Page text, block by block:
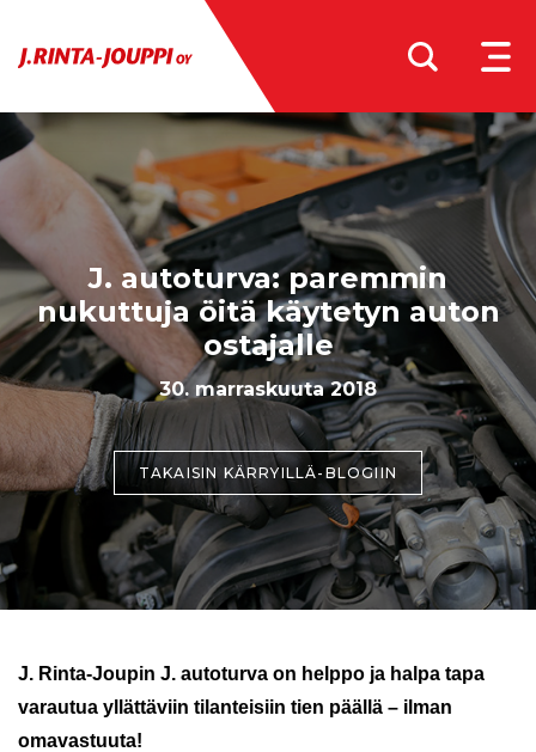
J. autoturva: paremmin
nukuttuja öitä käytetyn auton
ostajalle
30. marraskuuta 2018
TAKAISIN KÄRRYILLÄ-BLOGIIN
J. Rinta-Joupin J. autoturva on helppo ja halpa tapa
varautua yllättäviin tilanteisiin tien päällä – ilman
omavastuuta!